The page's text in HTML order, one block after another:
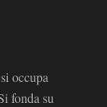
occupa
fonda su